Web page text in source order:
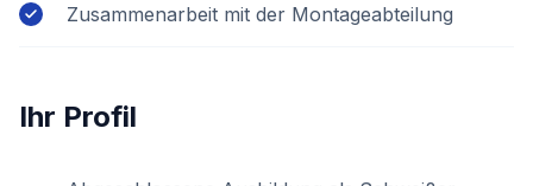
Zusammenarbeit mit der Montageabteilung
Ihr Profil